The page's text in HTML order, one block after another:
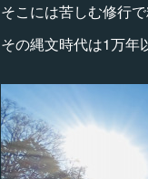
そこには苦しむ修行
その縄文時代は1万年